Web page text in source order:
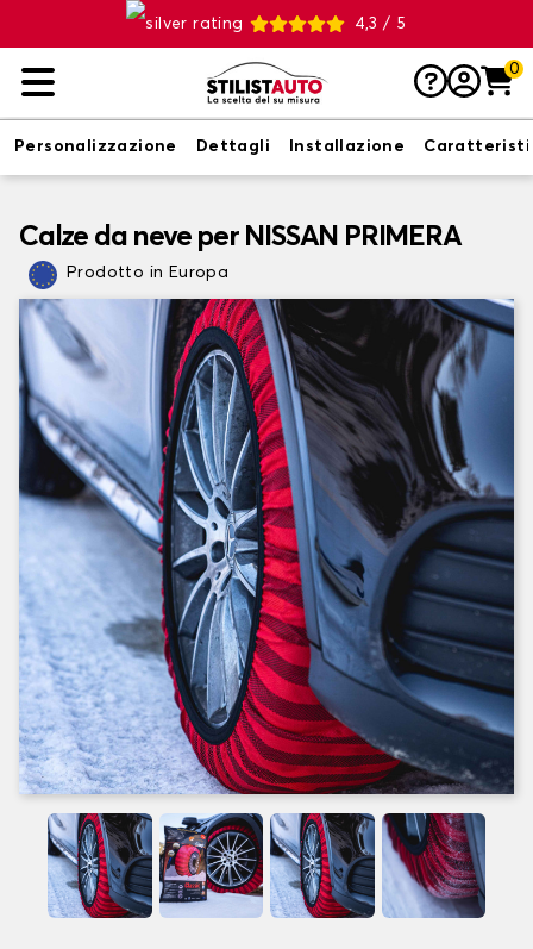
4,3 / 5
0
Personalizzazione Dettagli Installazione
Calze da neve per NISSAN PRIMERA
Prodotto in Europa